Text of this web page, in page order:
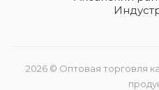
2026 © Оптовая торговля